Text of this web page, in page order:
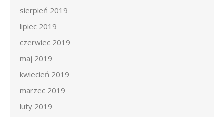
sierpień 2019
lipiec 2019
czerwiec 2019
maj 2019
kwiecień 2019
marzec 2019
luty 2019